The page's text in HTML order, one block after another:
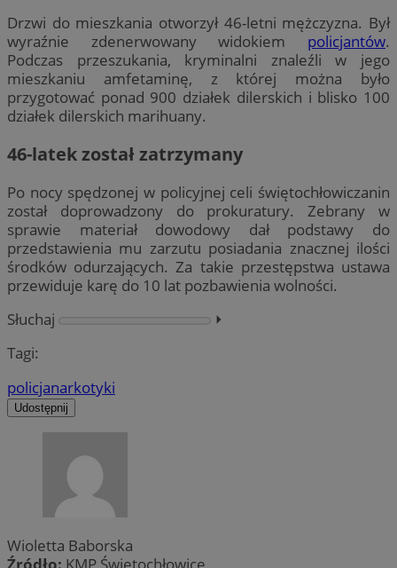
Drzwi do mieszkania otworzył 46-letni mężczyzna. Był
wyraźnie zdenerwowany widokiem policjantów.
Podczas przeszukania, kryminalni znaleźli w jego
mieszkaniu amfetaminę, z której można było
przygotować ponad 900 działek dilerskich i blisko 100
działek dilerskich marihuany.
46-latek został zatrzymany
Po nocy spędzonej w policyjnej celi świętochłowiczanin
został doprowadzony do prokuratury. Zebrany w
sprawie materiał dowodowy dał podstawy do
przedstawienia mu zarzutu posiadania znacznej ilości
środków odurzających. Za takie przestępstwa ustawa
przewiduje karę do 10 lat pozbawienia wolności.
Słuchaj
⏵︎
Tagi:
policjanarkotyki
Udostępnij
Wioletta Baborska
Źródło: KMP Świętochłowice